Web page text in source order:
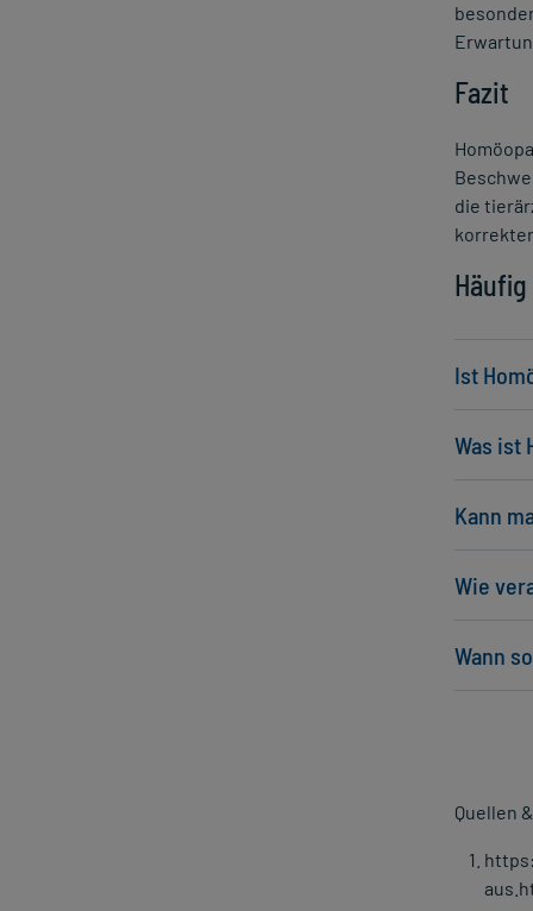
Fazit
die
Ist
Was ist
Kann
Wie
Wann
Quellen